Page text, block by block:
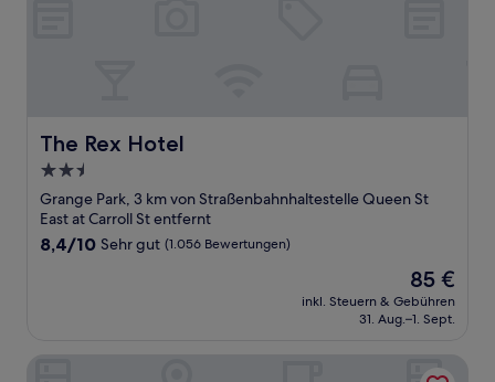
The Rex Hotel
The Rex Hotel
2.5-
Sterne-
Unterkunft
Grange Park, 3 km von Straßenbahnhaltestelle Queen St
East at Carroll St entfernt
8.4
Bewertungen)
8,4/10 Sehr gut (1.056 Bewertungen)
Der
Preis
beträgt
85 €
inkl. Steuern & Gebühren
31. Aug.–1. Sept.